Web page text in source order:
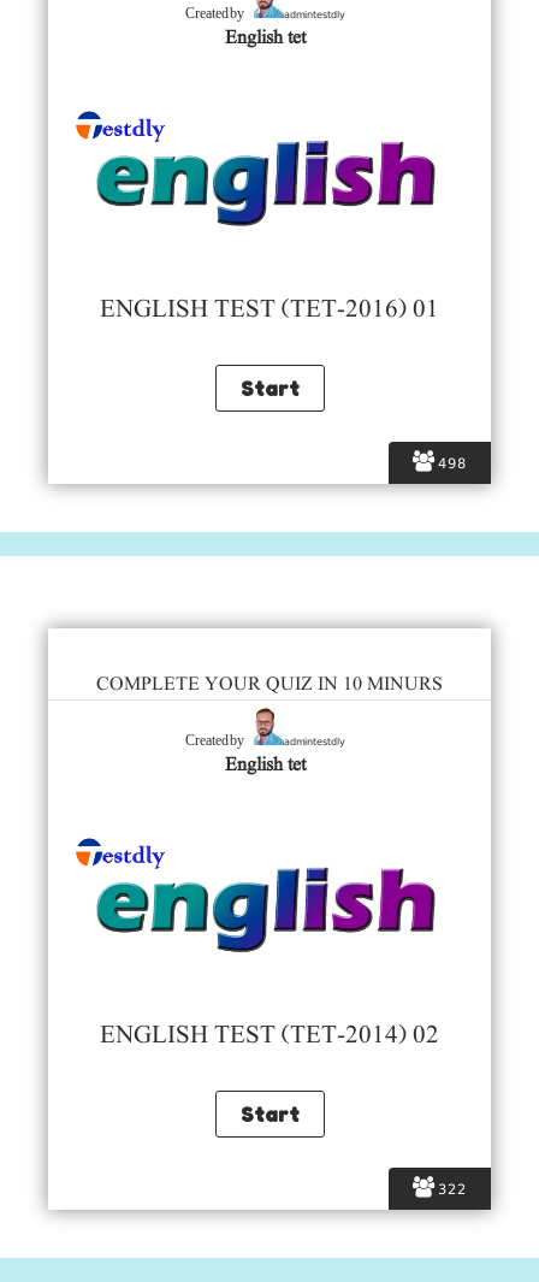
498
Created by admintestdly
English tet
ENGLISH TEST (TET-2016) 01
322
COMPLETE YOUR QUIZ IN 10 MINURS
Created by admintestdly
English tet
ENGLISH TEST (TET-2014) 02